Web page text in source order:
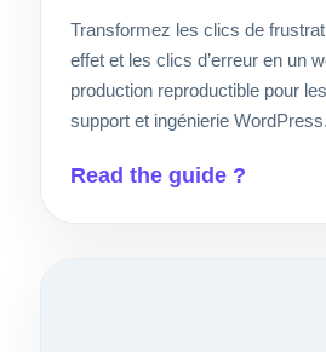
Transformez les clics de
effet et les clics d’erreur en un
production reproductible pour
support et ingénierie WordPress.
Read the guide ?